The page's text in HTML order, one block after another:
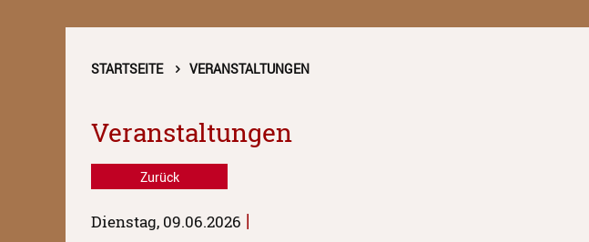
STARTSEITE VERANSTALTUNGEN
Veranstaltungen
Zurück
Dienstag, 09.06.2026 |